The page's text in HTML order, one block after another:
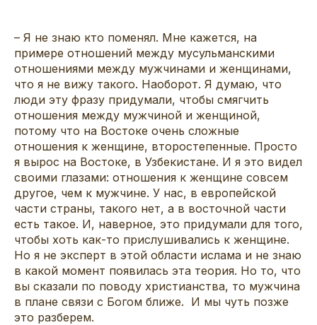
– Я не знаю кто поменял. Мне кажется, на
примере отношений между мусульманскими
отношениями между мужчинами и женщинами,
что я не вижу такого. Наоборот. Я думаю, что
люди эту фразу придумали, чтобы смягчить
отношения между мужчиной и женщиной,
потому что на Востоке очень сложные
отношения к женщине, второстепенные. Просто
я вырос на Востоке, в Узбекистане. И я это видел
своими глазами: отношения к женщине совсем
другое, чем к мужчине. У нас, в европейской
части страны, такого нет, а в восточной части
есть такое. И, наверное, это придумали для того,
чтобы хоть как-то прислушивались к женщине.
Но я не эксперт в этой области ислама и не знаю
в какой момент появилась эта теория. Но то, что
вы сказали по поводу христианства, то мужчина
в плане связи с Богом ближе. И мы чуть позже
это разберем.